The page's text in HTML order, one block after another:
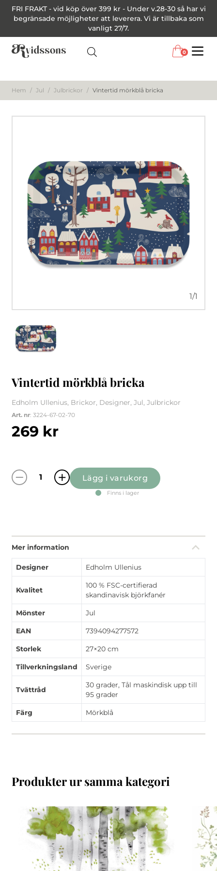
FRI FRAKT - vid köp över 399 kr - Under v.28-30 så har vi
begränsade möjligheter att leverera. Vi är tillbaka som
vanligt 27/7.
0
Hem / Jul / Julbrickor / Vintertid mörkblå bricka
1/1
Vintertid mörkblå bricka
Edholm Ullenius, Brickor, Designer, Jul, Julbrickor
Art. nr: 3224-67-02-70
269 kr
Vintertid mörkblå bricka mängd
Lägg i varukorg
Finns i lager
Mer information
Designer Edholm Ullenius
Kvalitet
100 % FSC-certifierad
skandinavisk björkfanér
Mönster Jul
EAN 7394094277572
Storlek 27×20 cm
Tillverkningsland Sverige
Tvättråd
30 grader, Tål maskindisk upp till
95 grader
Färg Mörkblå
Produkter ur samma kategori